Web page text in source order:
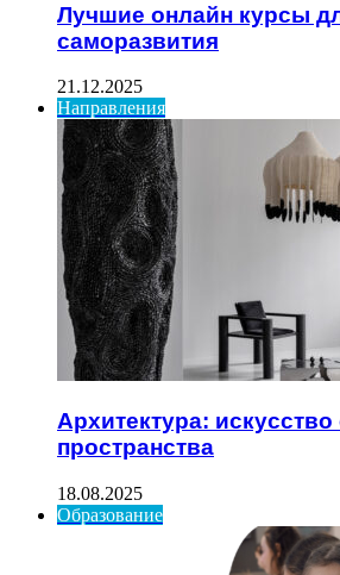
Лучшие онлайн курсы
саморазвития
21.12.2025
Направления
Архитектура: искусство
пространства
18.08.2025
Образование